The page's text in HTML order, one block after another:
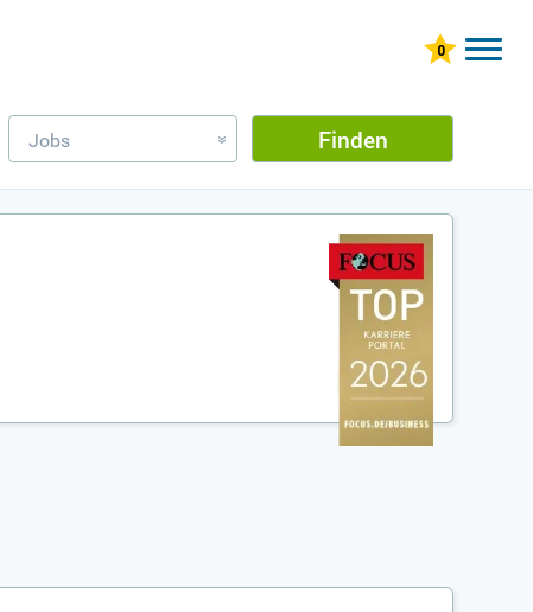
Jobs » Finden